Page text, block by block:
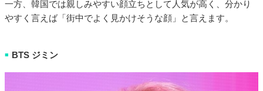
一方、韓国では親しみやすい顔立ちとして人気が高く、分かり
やすく言えば「街中でよく見かけそうな顔」と言えます。
■ BTS ジミン